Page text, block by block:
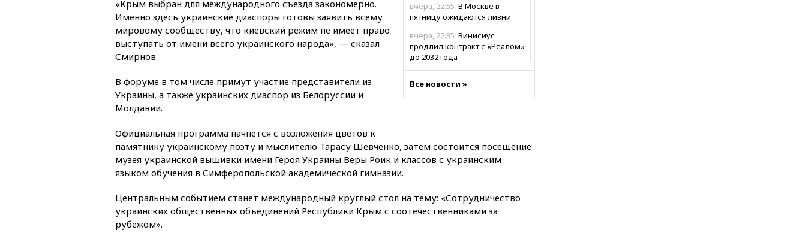
вчера, 22:55 В Москве в
пятницу ожидаются ливни
вчера, 22:35 Винисиус
продлил контракт с «Реалом»
до 2032 года
российского гражданства
станет значительно дороже
легендарной
вчера, 22:15 Путин заслушал
вчера, 21:58
Генпрокуратура
признала нежелательным в
Все новости »
«Крым выбран для международного съезда закономерно.
Именно здесь украинские диаспоры готовы заявить всему
мировому сообществу, что киевский режим не имеет право
выступать от имени всего украинского народа», — сказал
Смирнов.
В форуме в том числе примут участие представители из
Украины, а также украинских диаспор из Белоруссии и
Молдавии.
Официальная программа начнется с возложения цветов к
памятнику украинскому поэту и мыслителю Тарасу Шевченко, затем состоится посещение
музея украинской вышивки имени Героя Украины Веры Роик и классов с украинским
языком обучения в Симферопольской академической гимназии.
Центральным событием станет международный круглый стол на тему: «Сотрудничество
украинских общественных объединений Республики Крым с соотечественниками за
рубежом».